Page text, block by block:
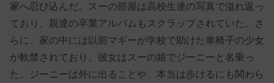
家へ忍び込んだ。スーの部屋は高校生達の写真で溢れ返っ
ており、親達の卒業アルバムもスクラップされていた。さ
らに、家の中には以前マギーが学校で助けた車椅子の少女
が軟禁されており、彼女はスーの娘でジーニーと名乗っ
た。ジーニーは外に出ることや、本当は歩けるにも関わら